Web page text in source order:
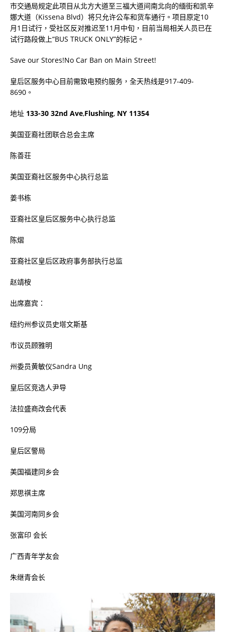
市交通局规定此项目从北方大道至三福大道间南北向的缅街和凯辛
娜大道（Kissena Blvd）将只允许公车和货车通行。项目原定10
月1 日试行，受社区反对推迟至11 月中旬，目前当局相关人员已在
试行路段做上“BUS TRUCK ONLY”的标记。
Save our Stores!No Car Ban on Main Street!
皇后区服务中心目前需致电预约服务，全天热线是917-409-
8690 。
地址 133-30 32nd Ave,Flushing, NY 11354
美国亚裔社团联合总会主席
陈善荘
美国亚裔社区服务中心执行总监
姜书栋
亚裔社区皇后区服务中心执行总监
陈熠
亚裔社区皇后区政府事务部执行总监
赵靖桉
出席嘉宾：
纽约州参议员史塔文斯基
市议员顾雅明
州委员黄敏仪Sandra Ung
皇后区竞选人尹导
法拉盛商改会代表
109分局
皇后区警局
美国福建同乡会
郑思祺主席
美国河南同乡会
张富印 会长
广西青年学友会
朱继青会长